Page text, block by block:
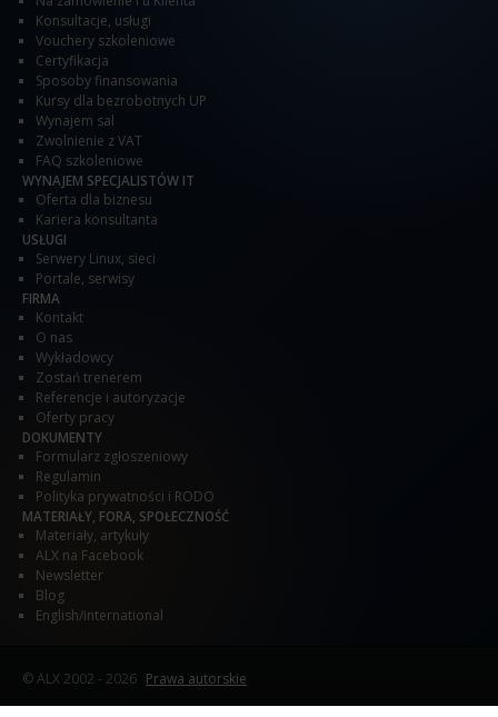
Konsultacje, usługi
Vouchery szkoleniowe
Certyfikacja
Sposoby finansowania
Kursy dla bezrobotnych UP
Wynajem sal
Zwolnienie z VAT
FAQ szkoleniowe
WYNAJEM SPECJALISTÓW IT
Oferta dla biznesu
Kariera konsultanta
USŁUGI
Serwery Linux, sieci
Portale, serwisy
FIRMA
Kontakt
O nas
Wykładowcy
Zostań trenerem
Referencje i autoryzacje
Oferty pracy
DOKUMENTY
Formularz zgłoszeniowy
Regulamin
Polityka prywatności i RODO
MATERIAŁY, FORA, SPOŁECZNOŚĆ
Materiały, artykuły
ALX na Facebook
Newsletter
Blog
English/international
© ALX 2002 - 2026 Prawa autorskie